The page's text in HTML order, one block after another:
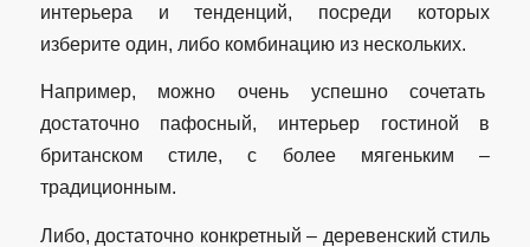
интерьера и тенденций, посреди которых
изберите один, либо комбинацию из нескольких.
Например, можно очень успешно сочетать
достаточно пафосный, интерьер гостиной в
британском стиле, с более мягеньким –
традиционным.
Либо, достаточно конкретный – деревенский стиль